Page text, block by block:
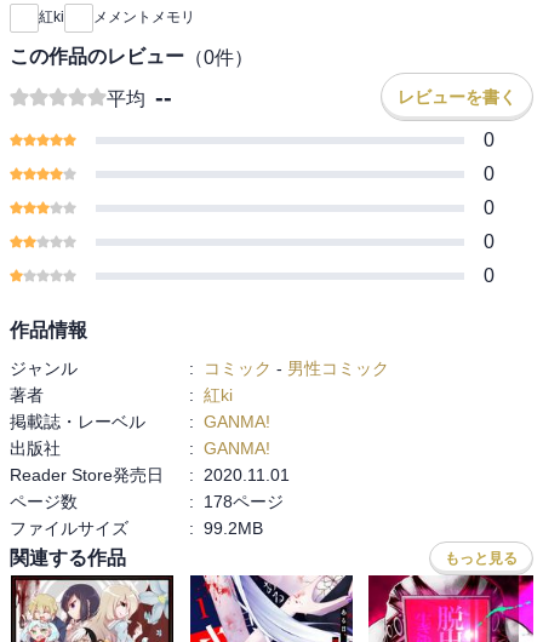
紅ki メメントメモリ
この作品のレビュー （0件）
平均 -- レビューを書く
0
0
0
0
0
作品情報
ジャンル : コミック - 男性コミック
著者
: 紅ki
掲載誌・レーベル
: GANMA!
出版社
: GANMA!
Reader Store発売日
:
2020.11.01
ページ数
:
178ページ
ファイルサイズ
: 99.2MB
関連する作品 もっと見る